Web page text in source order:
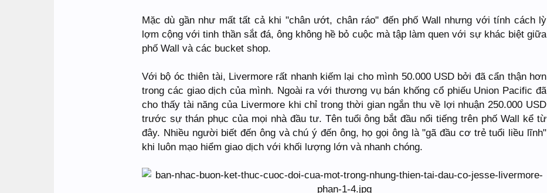
Mặc dù gần như mất tất cả khi "chân ướt, chân ráo" đến phố Wall nhưng với tính cách lỳ
lợm cộng với tinh thần sắt đá, ông không hề bỏ cuộc mà tập làm quen với sự khác biệt giữa
phố Wall và các bucket shop.
Với bộ óc thiên tài, Livermore rất nhanh kiếm lại cho mình 50.000 USD bởi đã cẩn thận hơn
trong các giao dịch của mình. Ngoài ra với thương vụ bán khống cổ phiếu Union Pacific đã
cho thấy tài năng của Livermore khi chỉ trong thời gian ngắn thu về lợi nhuận 250.000 USD
trước sự thán phục của mọi nhà đầu tư. Tên tuổi ông bắt đầu nổi tiếng trên phố Wall kể từ
đây. Nhiều người biết đến ông và chú ý đến ông, họ gọi ông là "gã đầu cơ trẻ tuổi liều lĩnh"
khi luôn mạo hiểm giao dịch với khối lượng lớn và nhanh chóng.